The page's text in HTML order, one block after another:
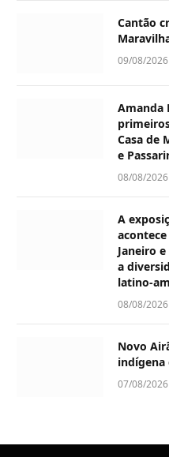
Cantão
09/08/2026
Amanda
Casa de
e
08/08/2026
A
Janeiro
a
latino-
08/08/2026
Novo
07/08/2026